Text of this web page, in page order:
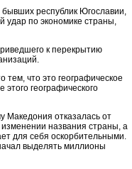
республик Югославии,
удар по экономике страны,
к перекрытию
тем, что это географическое
географического
Македония отказалась от
названия страны, а
для себя оскорбительными.
выделять миллионы